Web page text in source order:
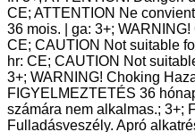
CE; ATTENTION Ne
36 mois. | ga: 3+;
CE; CAUTION Not suitable
hr: CE; CAUTION Not
3+; WARNING! Choking
FIGYELMEZTETÉS 36
számára nem alkalmas.; 3+;
Fulladásveszély. Apró